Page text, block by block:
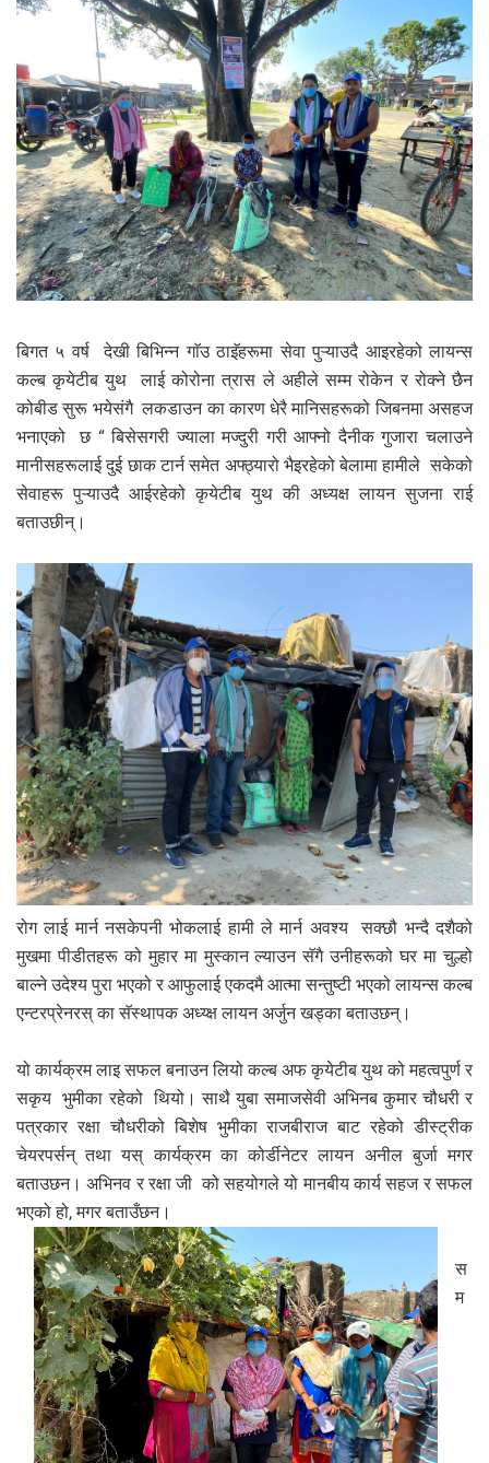
बिगत ५ वर्ष देखी बिभिन्न गाॅउ ठाइॅहरूमा सेवा पुऱ्याउदै आइरहेको लायन्स
कल्ब कृयेटीब युथ लाई कोरोना त्रास ले अहीले सम्म रोकेन र रोक्ने छैन
कोबीड सुरू भयेसंगै लकडाउन का कारण धेरै मानिसहरूको जिबनमा असहज
भनाएको छ “ बिसेसगरी ज्याला मज्दुरी गरी आफ्नो दैनीक गुजारा चलाउने
मानीसहरूलाई दुई छाक टार्न समेत अफ्ठ्यारो भैइरहेको बेलामा हामीले सकेको
सेवाहरू पुऱ्याउदै आईरहेको कृयेटीब युथ की अध्यक्ष लायन सुजना राई
बताउछीन्।
रोग लाई मार्न नसकेपनी भोकलाई हामी ले मार्न अवश्य सक्छौ भन्दै दशैको
मुखमा पीडीतहरू को मुहार मा मुस्कान ल्याउन सॅगै उनीहरूको घर मा चुल्हो
बाल्ने उदेश्य पुरा भएको र आफुलाई एकदमै आत्मा सन्तुष्टी भएको लायन्स कल्ब
एन्टरप्रेनरस् का सॅस्थापक अध्य्क्ष लायन अर्जुन खड्का बताउछन्।
यो कार्यक्रम लाइ सफल बनाउन लियो कल्ब अफ कृयेटीब युथ को महत्वपुर्ण र
सकृय भुमीका रहेको थियो। साथै युबा समाजसेवी अभिनब कुमार चौधरी र
पत्रकार रक्षा चौधरीको बिशेष भुमीका राजबीराज बाट रहेको डीस्ट्रीक
चेयरपर्सन् तथा यस् कार्यक्रम का कोर्डीनेटर लायन अनील बुर्जा मगर
बताउछन। अभिनव र रक्षा जी को सहयोगले यो मानबीय कार्य सहज र सफल
भएको हो, मगर बताउँछन।
स
म